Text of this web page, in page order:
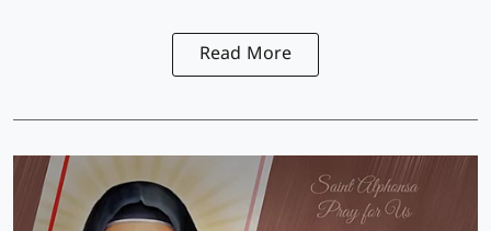
Read More